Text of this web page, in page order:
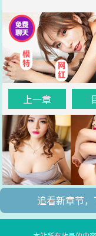
上一章
追看新章节